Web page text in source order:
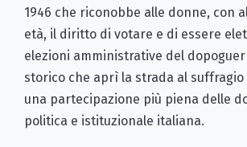
1946 che riconobbe alle donne, con
età, il diritto di votare e di essere
elezioni amministrative del
storico che aprì la strada al suffragio
una partecipazione più piena delle
politica e istituzionale italiana.